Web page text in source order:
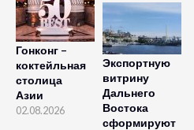
Гонконг –
коктейльная
столица
Азии
02.08.2026
Экспортную
витрину
Дальнего
Востока
сформируют